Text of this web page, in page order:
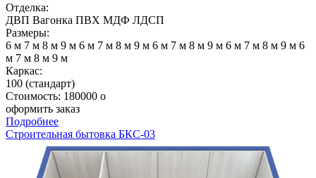
Отделка:
ДВП Вагонка ПВХ МДФ ЛДСП
Размеры:
6 м 7 м 8 м 9 м 6 м 7 м 8 м 9 м 6 м 7 м 8 м 9 м 6 м 7 м 8 м 9 м 6
м 7 м 8 м 9 м
Каркас:
100 (стандарт)
Стоимость: 180000 o
оформить заказ
Подробнее
Строительная бытовка БКС-03